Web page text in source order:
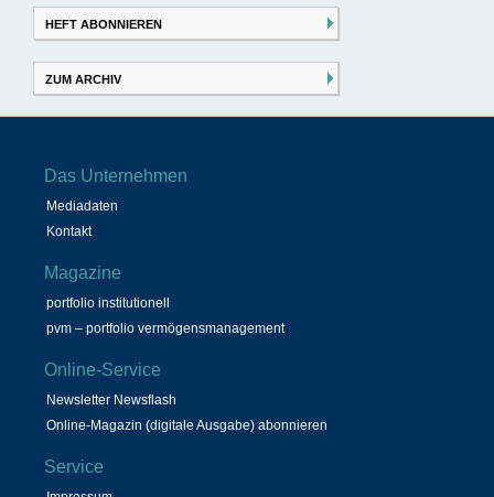
HEFT ABONNIEREN
ZUM ARCHIV
Das Unternehmen
Mediadaten
Kontakt
Magazine
portfolio institutionell
pvm – portfolio vermögensmanagement
Online-Service
Newsletter Newsflash
Online-Magazin (digitale Ausgabe) abonnieren
Service